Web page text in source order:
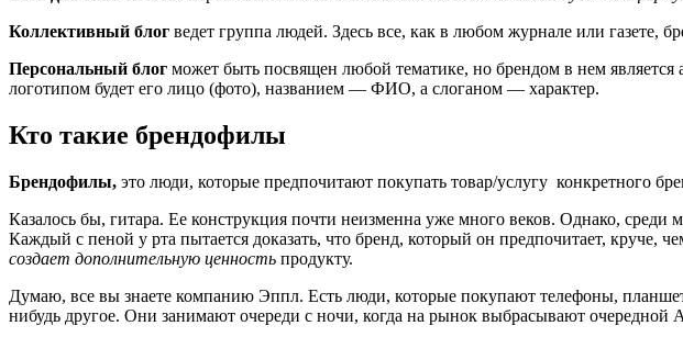
Коллективный блог ведет группа людей. Здесь все, как в любом журнале или газете,
Персональный блог может быть посвящен любой тематике, но брендом в нем
логотипом будет его лицо (фото), названием — ФИО, а слоганом — характер.
Кто такие брендофилы
Брендофилы, это люди, которые предпочитают покупать товар/услугу конкретного
Казалось бы, гитара. Ее конструкция почти неизменна уже много веков. Однако,
Каждый с пеной у рта пытается доказать, что бренд, который он предпочитает, круче,
создает дополнительную ценность продукту.
Думаю, все вы знаете компанию Эппл. Есть люди, которые покупают телефоны,
нибудь другое. Они занимают очереди с ночи, когда на рынок выбрасывают